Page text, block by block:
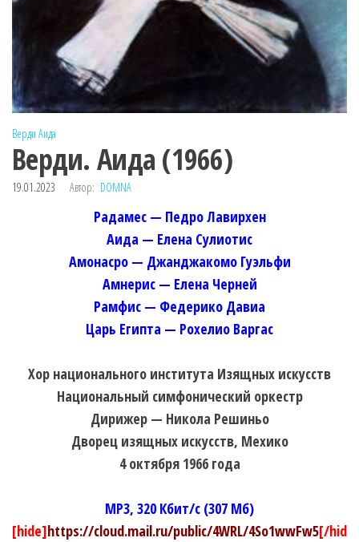
Верди Аида
Верди. Аида (1966)
19.01.2023 Автор: DOMNA
Радамес — Педро Лавирхен
Аида — Елена Сулиотис
Амонасро — Джанджакомо Гуэльфи
Амнерис — Елена Черней
Рамфис — Федерико Давиа
Царь Египта — Рохелио Варгас
Хор национального института Изящных искусств
Национальный симфонический оркестр
Дирижер — Никола Решиньо
Дворец изящных искусств, Мехико
4 октября 1966 года
MP3, 320 Кбит/c (307 Мб)
[hide]https://cloud.mail.ru/public/4WRL/4So1wwFw5[/hid